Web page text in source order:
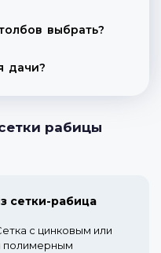
выбрать?
дачи?
рабицы
сетки-рабица
с цинковым или
полимерным